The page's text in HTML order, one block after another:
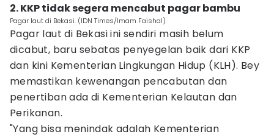
2. KKP tidak segera mencabut pagar bambu
Pagar laut di Bekasi. (IDN Times/Imam Faishal)
Pagar laut di Bekasi ini sendiri masih belum
dicabut, baru sebatas penyegelan baik dari KKP
dan kini Kementerian Lingkungan Hidup (KLH). Bey
memastikan kewenangan pencabutan dan
penertiban ada di Kementerian Kelautan dan
Perikanan.
"Yang bisa menindak adalah Kementerian